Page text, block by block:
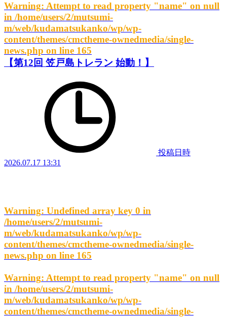
Warning: Attempt to read property "name" on null
in /home/users/2/mutsumi-
m/web/kudamatsukanko/wp/wp-
content/themes/cmctheme-ownedmedia/single-
news.php on line 165
【第12回 笠戸島トレラン 始動！】
投稿日時
2026.07.17 13:31
Warning: Undefined array key 0 in
/home/users/2/mutsumi-
m/web/kudamatsukanko/wp/wp-
content/themes/cmctheme-ownedmedia/single-
news.php on line 165
Warning: Attempt to read property "name" on null
in /home/users/2/mutsumi-
m/web/kudamatsukanko/wp/wp-
content/themes/cmctheme-ownedmedia/single-